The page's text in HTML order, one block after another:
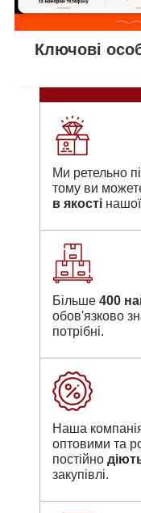
Ключові
Ми ретельно
тому ви
в якості нашої
Більше 400
обов'язково
потрібні.
Наша
оптовими та
постійно
закупівлі.